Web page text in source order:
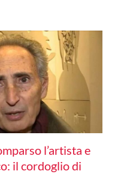
l’artista e
il cordoglio di